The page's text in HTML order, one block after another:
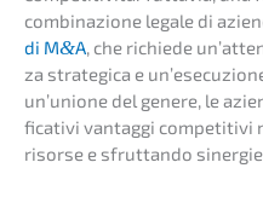
combi­na­zio­ne legale di
di M&A, che richie­de
za strate­gi­ca e
un’unio­ne del genere, le
fi­ca­ti­vi vantag­gi compe­ti­ti­vi
risor­se e sfrutt­an­do